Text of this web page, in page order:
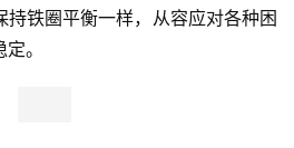
铁圈平衡一样，从容应对各种困
。